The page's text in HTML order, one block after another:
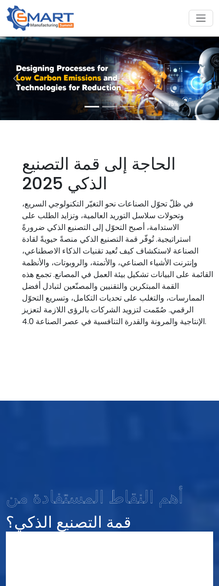
Previous Next
الحاجة إلى قمة التصنيع
الذكي 2025
في ظلّ تحوّل الصناعات نحو التغيّر التكنولوجي السريع،
وتحولات سلاسل التوريد العالمية، وتزايد الطلب على
الاستدامة، أصبح التحوّل إلى التصنيع الذكي ضرورةً
استراتيجية. تُوفّر قمة التصنيع الذكي منصةً حيويةً لقادة
الصناعة لاستكشاف كيف تُعيد تقنيات الذكاء الاصطناعي،
وإنترنت الأشياء الصناعي، والأتمتة، والروبوتات، والأنظمة
القائمة على البيانات تشكيل بيئة العمل في المصانع. تجمع هذه
القمة المبتكرين والتقنيين والمصنّعين لتبادل أفضل
الممارسات، والتغلب على تحديات التكامل، وتسريع التحوّل
الرقمي. صُمّمت لتزويد الشركات بالرؤى اللازمة لتعزيز
الإنتاجية والمرونة والقدرة التنافسية في عصر الصناعة 4.0.
أهم النقاط المستفادة من
قمة التصنيع الذكي؟